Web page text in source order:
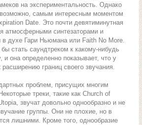
на экспериментальность. Однако
самым интересным моментом
Date. Это почти девятиминутная
атмосферными синтезаторами и
в духе Гари Ньюмана или Faith No More.
стать саундтреком к какому-нибудь
и она определенно показывает, что у
расширению границ своего звучания.
проблем, присущих многим
треки, такие как Church of
звучат довольно однообразно и не
группы. Они не плохие, но в
лишними. Кроме того, однообразие